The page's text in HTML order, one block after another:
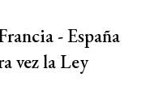
- España
vez la Ley